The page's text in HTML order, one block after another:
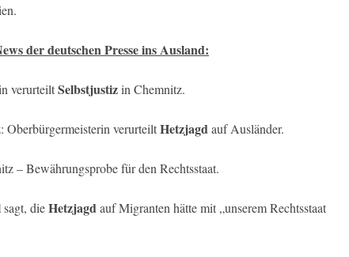
der deutschen Presse ins Ausland:
verurteiltSelbstjustizin Chemnitz.
Oberbürgermeisterin verurteiltHetzjagd auf Ausländer.
– Bewährungsprobe für den Rechtsstaat.
sagt, dieHetzjagd auf Migranten hätte mit „unserem Rechtsstaat